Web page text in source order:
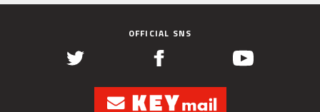
OFFICIAL SNS